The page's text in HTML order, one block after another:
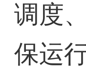
调度
保运